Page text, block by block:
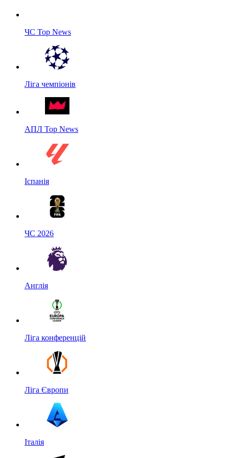
ЧС Top News
Ліга чемпіонів
АПЛ Top News
Іспанія
ЧС 2026
Англія
Ліга конференцій
Ліга Європи
Італія